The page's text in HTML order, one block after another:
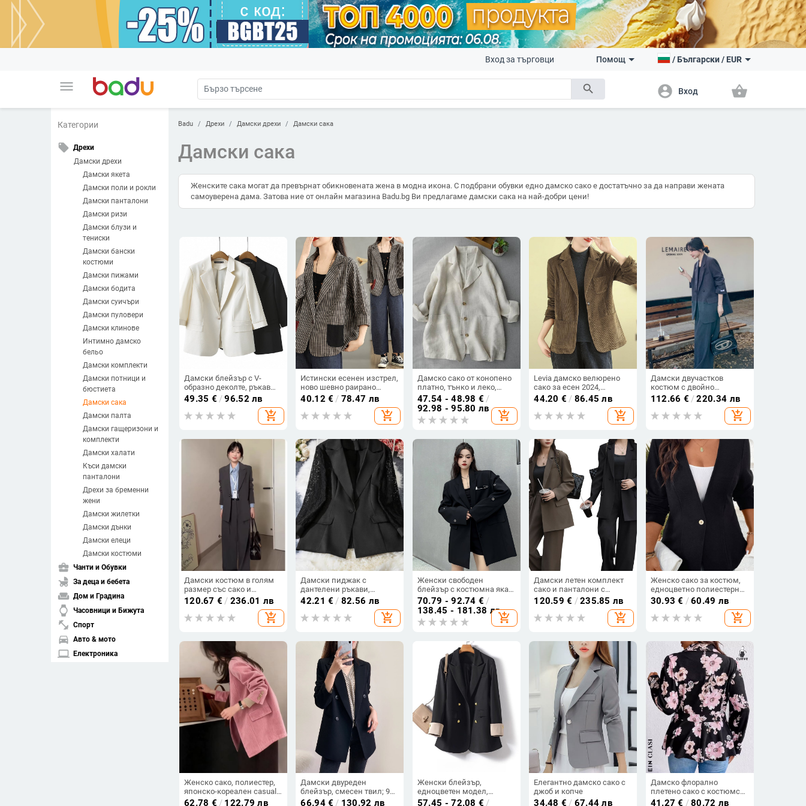
menu search
Вход за търговци Помощ /Български/ EUR
account_circle Вход shopping_basket
Категории
local_offer Дрехи
Дамски дрехи
Дамски якета
Дамски поли и рокли
Дамски панталони
Дамски ризи
Дамски блузи и
тениски
Дамски бански
костюми
Дамски пижами
Дамски бодита
Дамски суичъри
Дамски пуловери
Дамски клинове
Интимно дамско
бельо
Дамски комплекти
Дамски потници и
бюстиета
Дамски сака
Дамски палта
Дамски гащеризони и
комплекти
Дамски халати
Къси дамски
панталони
Дрехи за бременни
жени
Дамски жилетки
Дамски дънки
Дамски елеци
Дамски костюми
business_center Чанти и Обувки
child_friendly За деца и бебета
weekend Дом и Градина
watch Часовници и Бижута
fitness_center Спорт
directions_car Авто & мото
laptop Електроника
Badu Дрехи Дамски дрехи Дамски сака
Дамски сака
Женските сака могат да превърнат обикновената жена в модна икона. С подбрани обувки едно дамско сако е достатъчно за да направи жената
самоуверена дама. Затова ние от онлайн магазина Badu.bg Ви предлагаме дамски сака на най-добри цени!
Дамски блейзър с V-
образно деколте, ръкав
3/4, релефна текстура,
полиестерова тъкан,
пролет 2025
49.35 € /96.52 лв
add_shopping_cart
Истински есенен изстрел,
ново шевно раирано
палто с контрастен цвят,
дизайн с джоб, малък
костюм, ежедневен,
40.12 € / 78.47 лв
add_shopping_cart
Дамско сако от конопено
платно, тънко и леко,
едноредно закопчаване,
яка с лист лотос, ръкави с
венчелистчета, летен
модел 2024
47.54 - 48.98 € /
92.98 - 95.80 лв
add_shopping_cart
Levia дамско велюрено
сако за есен 2024,
свободен силует, яка
костюм, дълги ръкави,
полиестер 50–70% и
44.20 € / 86.45 лв
add_shopping_cart
Дамски двучастков
костюм с двойно
закопчаване, яка на
сакото, полиестерна
материя, свободна
кройка, прави панталони
112.66 € /220.34 лв
add_shopping_cart
Дамски костюм в голям
размер със сако и
панталони, пролет 2025
120.67 € / 236.01 лв
add_shopping_cart
Дамски пиджак с
дантелени ръкави,
елегантен и стилен,
едноцветен, голям
размер, средна дължина
42.21 € / 82.56 лв
add_shopping_cart
Женски свободен
блейзър с костюмна яка,
дълги ръкави, еднобортно
закопчаване, свободна
кройка — полиестер
70.79 - 92.74 € /
138.45 - 181.38 лв
add_shopping_cart
Дамски летен комплект
сако и панталони с
широки крачоли –
полиестер, двойно
закопчаване, сако със
120.59 € /235.85 лв
add_shopping_cart
Женско сако за костюм,
едноцветно полиестерно,
с едно копче отпред,
дълги ръкави, костюмска
яка, пролет 2025
30.93 € /60.49 лв
add_shopping_cart
Женско сако, полиестер,
японско-кореален casual
стил, къс ръкав, прав
62.78 € / 122.79 лв
Дамски двуреден
блейзър, смесен твил; 90-
95% полиестер и <30%
66.94€ / 130.92 лв
Женски блейзър,
едноцветен модел,
полиестер, свободна
57.45 - 72.08 € /
Елегантно дамско сако с
джоб и копче
34.48 € / 67.44 лв
Дамско флорално
плетено сако с костюмска
яка, дълги ръкави,
41.27 € /80.72 лв